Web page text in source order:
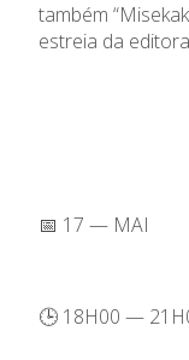
também
estreia da
📅 17 — MAI
🕒 18H00 —